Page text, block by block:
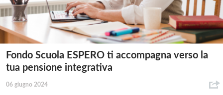
Fondo Scuola ESPERO ti accompagna verso la
tua pensione integrativa
06 giugno 2024